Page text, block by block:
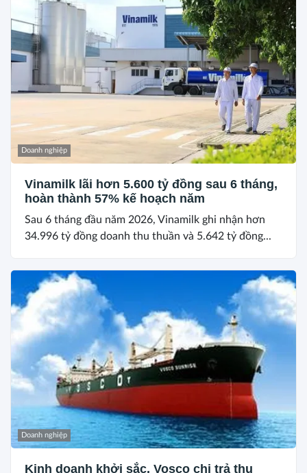
Doanh nghiệp
Vinamilk lãi hơn 5.600 tỷ đồng sau 6 tháng,
hoàn thành 57% kế hoạch năm
Sau 6 tháng đầu năm 2026, Vinamilk ghi nhận hơn
34.996 tỷ đồng doanh thu thuần và 5.642 tỷ đồng...
Doanh nghiệp
Kinh doanh khởi sắc, Vosco chi trả thu